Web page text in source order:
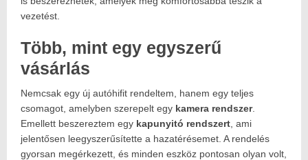
vezetést.
Több, mint egy egyszerű
vásárlás
Nemcsak egy új autóhifit rendeltem, hanem egy teljes
csomagot, amelyben szerepelt egy kamera rendszer.
Emellett beszereztem egy kapunyitó rendszert , ami
jelentősen leegyszerűsítette a hazatérésemet. A rendelés
gyorsan megérkezett, és minden eszköz pontosan olyan volt,